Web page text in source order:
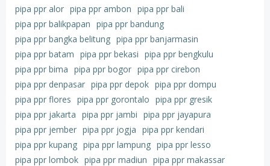
pipa ppr alor pipa ppr ambon pipa ppr bali
pipa ppr balikpapan pipa ppr bandung
pipa ppr bangka belitung pipa ppr banjarmasin
pipa ppr batam pipa ppr bekasi pipa ppr bengkulu
pipa ppr bima pipa ppr bogor pipa ppr cirebon
pipa ppr denpasar pipa ppr depok pipa ppr dompu
pipa ppr flores pipa ppr gorontalo pipa ppr gresik
pipa ppr jakarta pipa ppr jambi pipa ppr jayapura
pipa ppr jember pipa ppr jogja pipa ppr kendari
pipa ppr kupang pipa ppr lampung pipa ppr lesso
pipa ppr lombok pipa ppr madiun pipa ppr makassar